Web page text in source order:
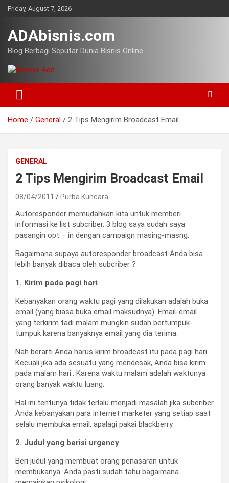
SkipFriday, August 7, 2026
ADAbisnis.com
Blog Berbagi Seputar Dunia Bisnis Online
Home General 2 Tips Mengirim Broadcast Email
GENERAL
2 Tips Mengirim Broadcast Email
08/04/2011 Purba Kuncara
Autoresponder memudahkan kita untuk memberi
informasi ke list subcriber. 3 blog saya sudah saya
pasangin opt – in dengan campaign masing-masng.
Bagaimana supaya autoresponder broadcast Anda bisa
lebih banyak dibaca oleh subcriber ?
1. Kirim pada pagi hari
Kebanyakan orang waktu pagi yang dilakukan adalah buka
email (yang biasa buka email maksudnya). Email-email
yang terkirim tadi malam mungkin sudah bertumpuk-
tumpuk karena banyaknya email yang dia terima.
Nah berarti Anda harus kirim broadcast itu pada pagi hari.
Kecuali jika ada sesuatu yang mendesak, Anda bisa kirim
pada malam hari.. Karena waktu malam adalah waktunya
orang banyak waktu luang.
Hal ini tentunya tidak terlalu menjadi masalah jika subcriber
Anda kebanyakan para internet marketer yang setiap saat
selalu membuka email, apalagi pakai blackberry.
2. Judul yang berisi urgency
Beri judul yang membuat orang penasaran untuk
membukanya. Anda pasti sudah tahu bagaimana